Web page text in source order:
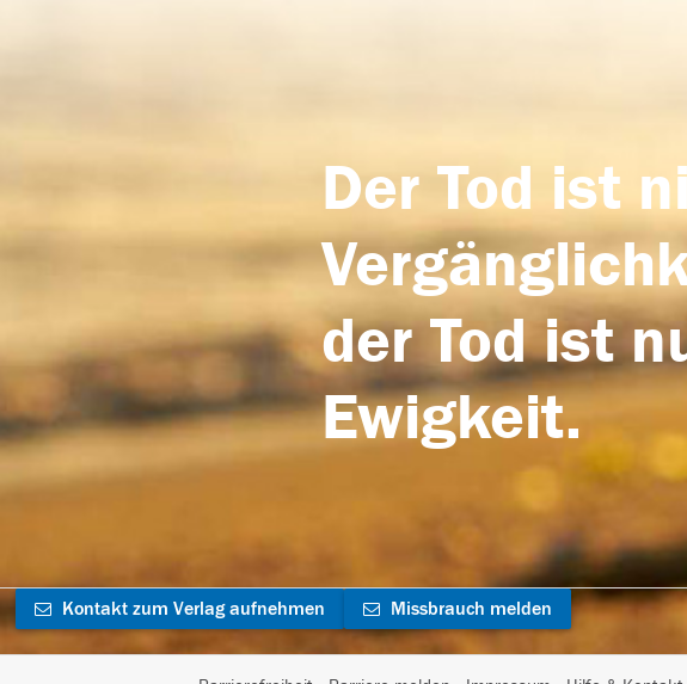
Der Tod ist
der Tod ist
Ewigkeit.
Kontakt zum Verlag aufnehmen Missbrauch melden